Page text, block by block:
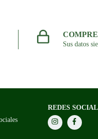
Sus datos
REDES